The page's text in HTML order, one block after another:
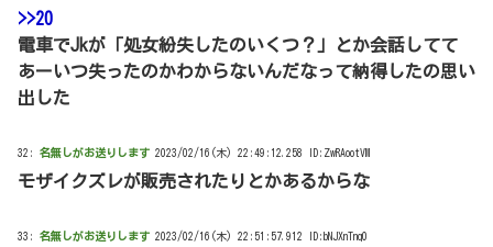
>>20
電車でJkが「処女紛失したのいくつ？」とか会話してて
あーいつ失ったのかわからないんだなって納得したの思い
出した
32: 名無しがお送りします 2023/02/16(木) 22:49:12.258 ID:ZwRAootVM
モザイクズレが販売されたりとかあるからな
33: 名無しがお送りします 2023/02/16(木) 22:51:57.912 ID:bNJXnTnq0